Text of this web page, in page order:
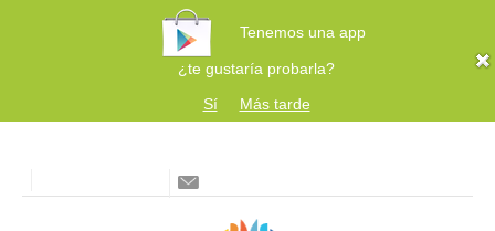
Tenemos una app
¿te gustaría probarla?
Sí
Más tarde